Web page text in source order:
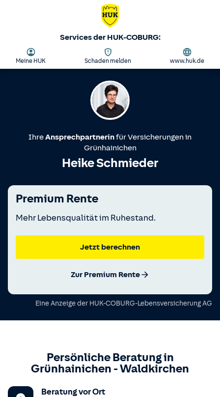
Services der HUK-COBURG:
Meine HUK Schaden melden www.huk.de
IhreAnsprechpartnerinfür Versicherungen in
Grünhainichen
Heike Schmieder
Premium Rente
Mehr Lebensqualität im Ruhestand.
Jetzt berechnen
Zur Premium Rente
Eine Anzeige der HUK-COBURG-Lebensversicherung AG
Persönliche Beratung in
Grünhainichen -Waldkirchen
Beratung vor Ort